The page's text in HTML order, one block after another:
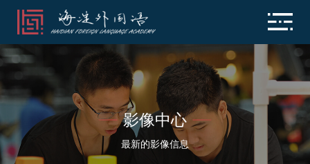
影像中心
最新的影像信息